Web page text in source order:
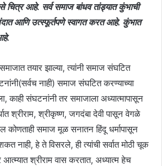
आहे. सर्व समाज बांधव तांड्यात कुंभाची
आणि उत्स्फूर्तपणे स्वागत करत आहे. कुंभात
तयार झाल्या, त्यांनी समाज संघटित
नाही) समाज संघटित करण्याच्या
काही संघटनांनी तर समाजाला अध्यात्मापासून
श्रीराम, श्रीकृष्ण, जगदंबा देवी पासून वेगळे
कोणताही समाज मूळ सनातन हिंदू धर्मापासून
नाही, हे ते विसरले, ही त्यांची सर्वात मोठी चूक
आत्म्यात श्रीराम वास करतात, अध्यात्म हेच